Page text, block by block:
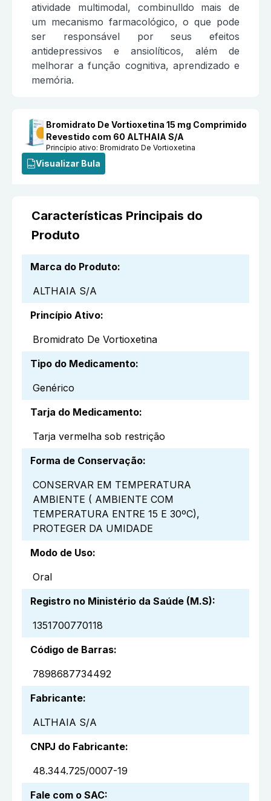
atividade multimodal, combinulldo mais de
um mecanismo farmacológico, o que pode
ser responsável por seus efeitos
antidepressivos e ansiolíticos, além de
melhorar a função cognitiva, aprendizado e
memória.
Bromidrato De Vortioxetina 15 mg Comprimido
Revestido com 60 ALTHAIA S/A
Princípio ativo:Bromidrato De Vortioxetina
Visualizar Bula
Características Principais do
Produto
Marca do Produto:
ALTHAIA S/A
Princípio Ativo:
Bromidrato De Vortioxetina
Tipo do Medicamento:
Genérico
Tarja do Medicamento:
Tarja vermelha sob restrição
Forma de Conservação:
CONSERVAR EM TEMPERATURA
AMBIENTE ( AMBIENTE COM
TEMPERATURA ENTRE 15 E 30ºC),
PROTEGER DA UMIDADE
Modo de Uso:
Oral
Registro no Ministério da Saúde (M.S):
1351700770118
Código de Barras:
7898687734492
Fabricante:
ALTHAIA S/A
CNPJ do Fabricante:
48.344.725/0007-19
Fale com o SAC: